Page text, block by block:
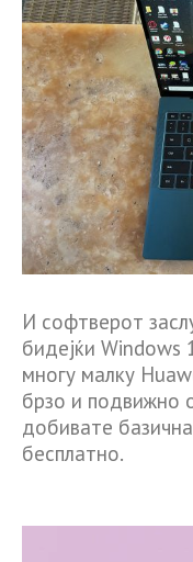
И софтверот
бидејќи Windows
многу малку
брзо и подвижно
добивате
бесплатно.